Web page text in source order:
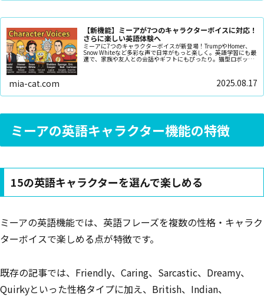
【新機能】ミーアが7つのキャラクターボイスに対応！
さらに楽しい英語体験へ
ミーアに7つのキャラクターボイスが新登場！TrumpやHomer、
Snow Whiteなど多彩な声で日常がもっと楽しく。英語学習にも最
適で、家族や友人との会話やギフトにもぴったり。猫型ロボット
mia-cat.com 2025.08.17
ミーアの英語キャラクター機能の特徴
15の英語キャラクターを選んで楽しめる
ミーアの英語機能では、英語フレーズを複数の性格・キャラク
ターボイスで楽しめる点が特徴です。
既存の記事では、Friendly、Caring、Sarcastic、Dreamy、
Quirkyといった性格タイプに加え、British、Indian、